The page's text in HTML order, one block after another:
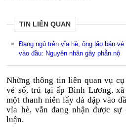
TIN LIÊN QUAN
Đang ngủ trên vỉa hè, ông lão bán
vào đầu: Nguyên nhân gây phẫn nộ
Những thông tin liên quan vụ
vé số, trú tại ấp Bình Lương,
một thanh niên lấy đá đập vào
vỉa hè, vẫn đang nhận được
luận.